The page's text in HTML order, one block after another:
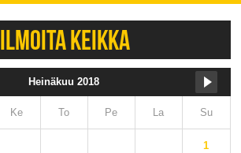
ILMOITA KEIKKA
Heinäkuu 2018
Ke To Pe La Su
1